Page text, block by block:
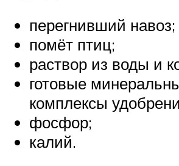
перегнивший навоз;
помёт птиц;
раствор из воды и
готовые
комплексы
фосфор;
калий.